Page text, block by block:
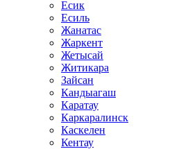
Есик
Есиль
Жанатас
Жаркент
Жетысай
Житикара
Зайсан
Кандыагаш
Каратау
Каркаралинск
Каскелен
Кентау